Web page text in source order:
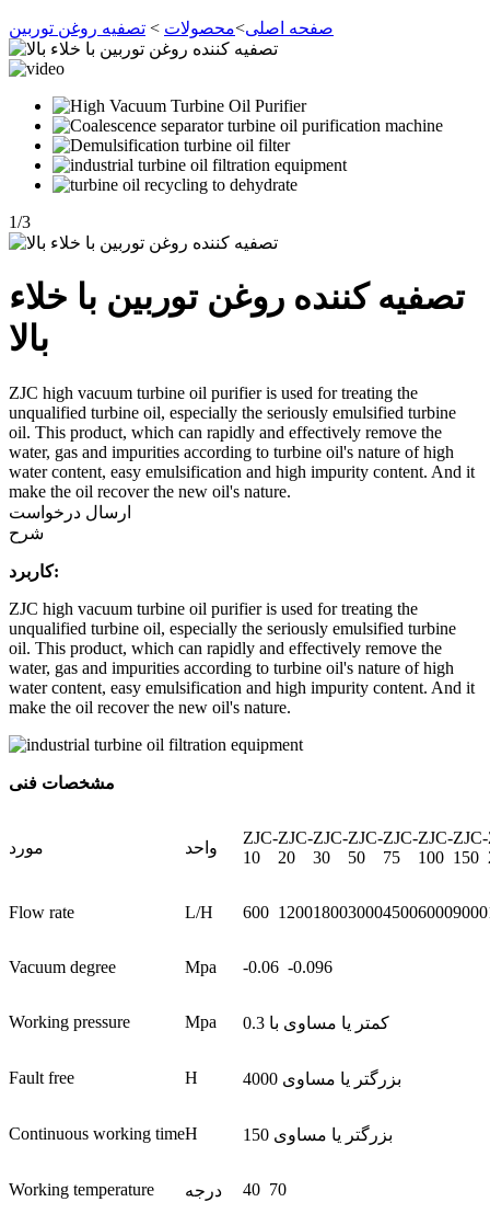
صفحه اصلی>محصولات > تصفیه روغن توربین
1/3
تصفیه کننده روغن توربین با خلاء
بالا
ZJC high vacuum turbine oil purifier is used for treating the
unqualified turbine oil, especially the seriously emulsified turbine
oil. This product, which can rapidly and effectively remove the
water, gas and impurities according to turbine oil's nature of high
water content, easy emulsification and high impurity content. And it
make the oil recover the new oil's nature.
ارسال درخواست
شرح
کاربرد:
ZJC high vacuum turbine oil purifier is used for treating the
unqualified turbine oil, especially the seriously emulsified turbine
oil. This product, which can rapidly and effectively remove the
water, gas and impurities according to turbine oil's nature of high
water content, easy emulsification and high impurity content. And it
make the oil recover the new oil's nature.
مشخصات فنی
مورد واحد
ZJC-
10
ZJC-
20
ZJC-
30
ZJC-
50
ZJC-
75
ZJC-
100
ZJC-
150
Flow rate L/H 600 120018003000450060009000
Vacuum degree Mpa -0.06 -0.096
Working pressure Mpa کمتر یا مساوی با 0.3
Fault free H بزرگتر یا مساوی 4000
Continuous working timeH بزرگتر یا مساوی 150
Working temperature درجه 40 70